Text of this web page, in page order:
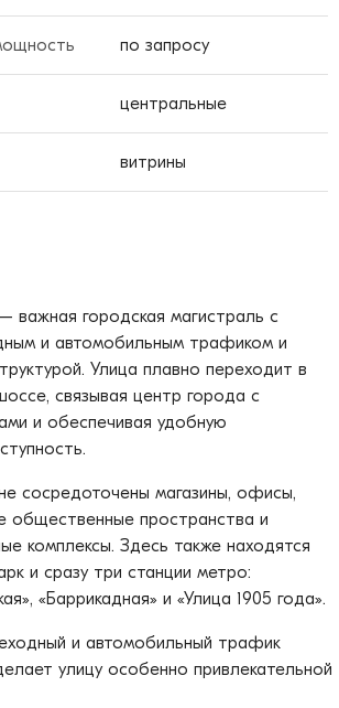
по запросу
центральные
витрины
важная городская магистраль с
и автомобильным трафиком и
Улица плавно переходит в
связывая центр города с
и обеспечивая удобную
сосредоточены магазины, офисы,
общественные пространства и
комплексы. Здесь также находятся
и сразу три станции метро:
«Баррикадная» и «Улица 1905 года».
и автомобильный трафик
улицу особенно привлекательной